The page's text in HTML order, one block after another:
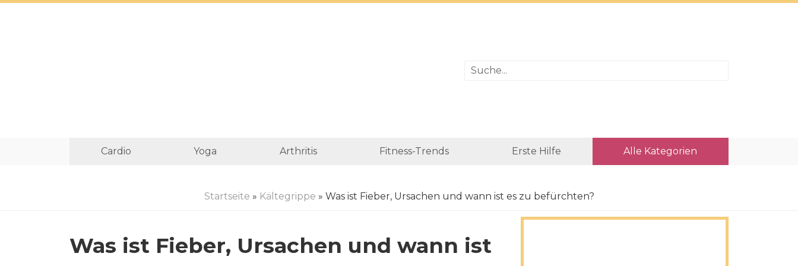
Cardio Yoga Arthritis Fitness-Trends Erste Hilfe Alle Kategorien
Startseite » Kältegrippe » Was ist Fieber, Ursachen und wann ist es zu befürchten?
Was ist Fieber, Ursachen und wann ist